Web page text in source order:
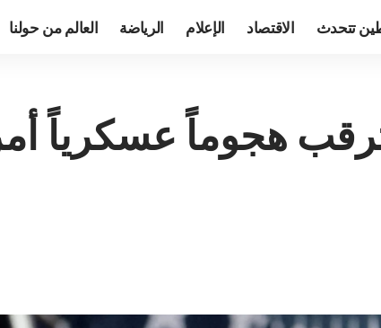
تتحدث الاقتصاد الإعلام الرياضة العالم من حولنا
هجوماً عسكرياً